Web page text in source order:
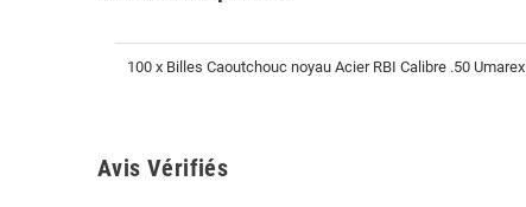
100 x Billes Caoutchouc noyau Acier RBI Calibre .50 Umarex
Avis Vérifiés